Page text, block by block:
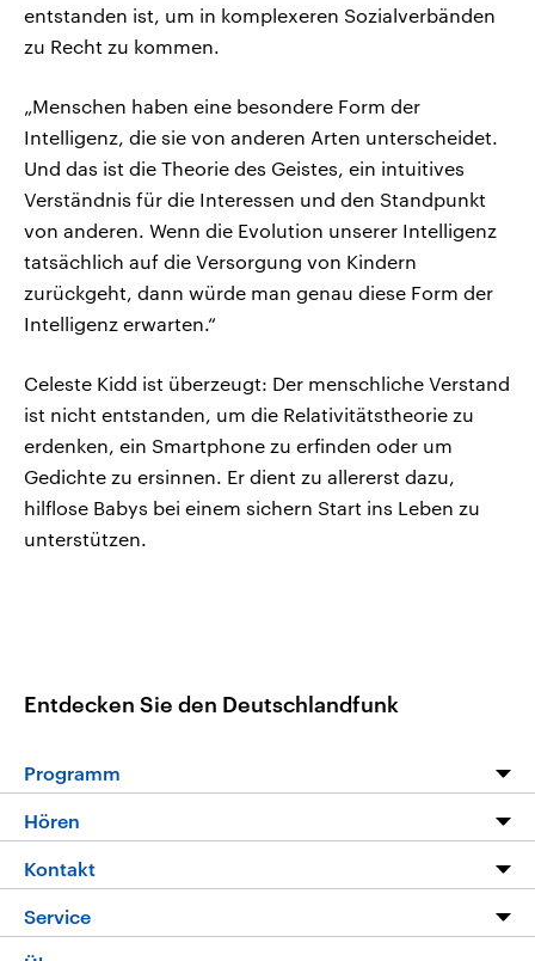
entstanden ist, um in komplexeren Sozialverbänden
zu Recht zu kommen.
„Menschen haben eine besondere Form der
Intelligenz, die sie von anderen Arten unterscheidet.
Und das ist die Theorie des Geistes, ein intuitives
Verständnis für die Interessen und den Standpunkt
von anderen. Wenn die Evolution unserer Intelligenz
tatsächlich auf die Versorgung von Kindern
zurückgeht, dann würde man genau diese Form der
Intelligenz erwarten.“
Celeste Kidd ist überzeugt: Der menschliche Verstand
ist nicht entstanden, um die Relativitätstheorie zu
erdenken, ein Smartphone zu erfinden oder um
Gedichte zu ersinnen. Er dient zu allererst dazu,
hilflose Babys bei einem sichern Start ins Leben zu
unterstützen.
Entdecken Sie den Deutschlandfunk
Programm
Programm
Die Nachrichten
Nachrichtenleicht
Hören
Livestream
Podcasts
Kontakt
Hörerservice
Service